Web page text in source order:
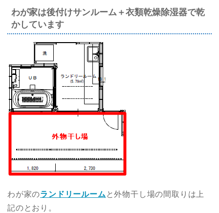
わが家は後付けサンルーム＋衣類乾燥除湿器で乾
かしています
わが家のランドリールーム と外物干し場の間取りは上
記のとおり。